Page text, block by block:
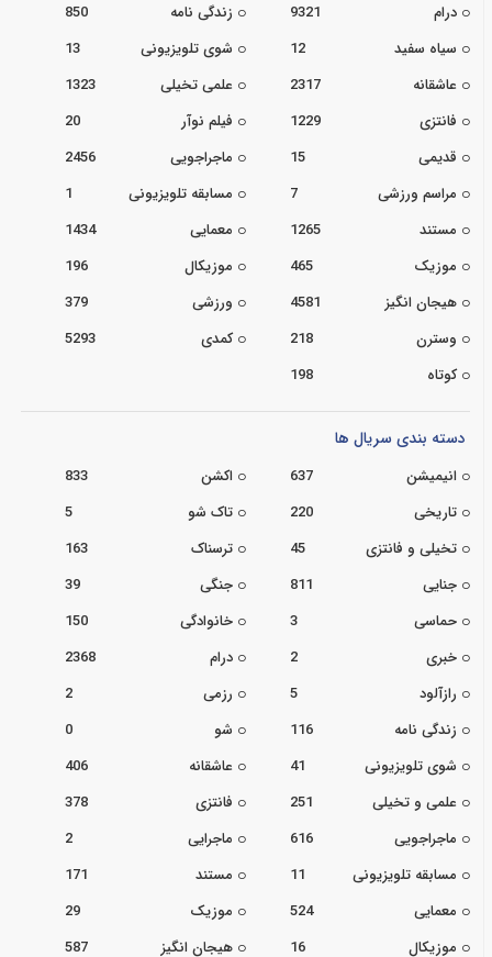
درام
9321 زندگی نامه
850
سیاه سفید
12 شوی تلویزیونی
13
عاشقانه
2317 علمی تخیلی
1323
فانتزی
1229 فیلم نوآر
20
قدیمی
15 ماجراجویی
2456
مراسم ورزشی
7 مسابقه تلویزیونی
1
مستند
1265 معمایی
1434
موزیک
465 موزیکال
196
هیجان انگیز
4581 ورزشی
379
وسترن
218 کمدی
5293
کوتاه
198
دسته بندی سریال ها
انیمیشن 637 اکشن
833
تاریخی
220 تاک شو
5
تخیلی و فانتزی
45 ترسناک
163
جنایی
811 جنگی
39
حماسی
3 خانوادگی
150
خبری
2 درام
2368
رازآلود
5 رزمی
2
زندگی نامه
116 شو
0
شوی تلویزیونی
41 عاشقانه
406
علمی و تخیلی
251 فانتزی
378
ماجراجویی
616 ماجرایی
2
مسابقه تلویزیونی
11 مستند
171
معمایی
524 موزیک
29
موزیکال
16 هیجان انگیز 587